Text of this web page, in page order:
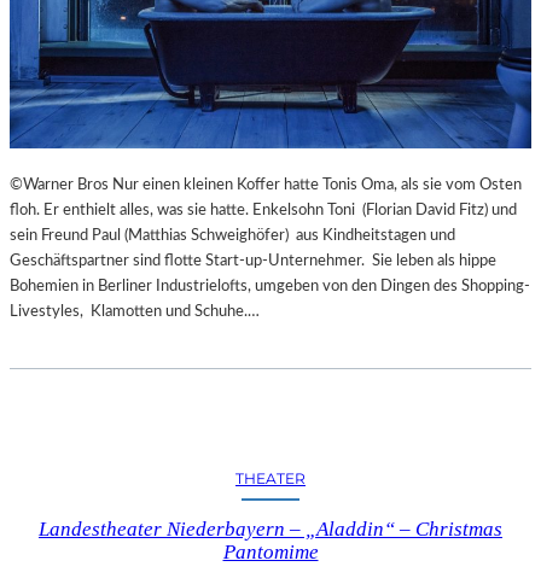
©Warner Bros Nur einen kleinen Koffer hatte Tonis Oma, als sie vom Osten
floh. Er enthielt alles, was sie hatte. Enkelsohn Toni (Florian David Fitz) und
sein Freund Paul (Matthias Schweighöfer) aus Kindheitstagen und
Geschäftspartner sind flotte Start-up-Unternehmer. Sie leben als hippe
Bohemien in Berliner Industrielofts, umgeben von den Dingen des Shopping-
Livestyles, Klamotten und Schuhe.…
THEATER
Landestheater Niederbayern – „Aladdin“ – Christmas
Pantomime